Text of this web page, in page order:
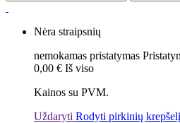
Nėra straipsnių
nemokamas pristatymas
0,00 € Iš viso
Kainos su PVM.
Uždaryti Rodyti pirkinių krepšelį